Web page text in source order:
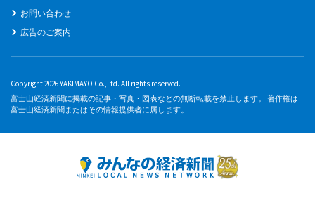
お問い合わせ
広告のご案内
Copyright 2026 YAKIMAYO Co.,Ltd. All rights reserved.
富士山経済新聞に掲載の記事・写真・図表などの無断転載を禁止します。 著作権は
富士山経済新聞またはその情報提供者に属します。